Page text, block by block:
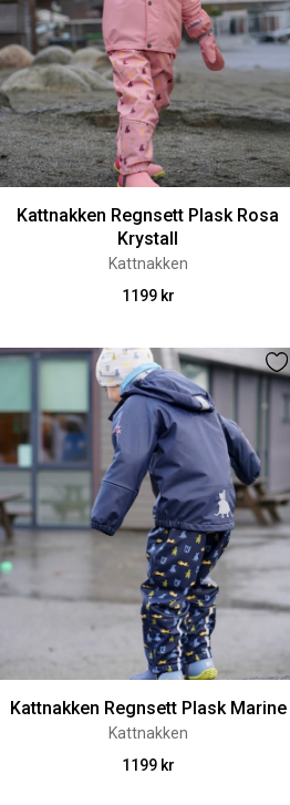
Kattnakken Regnsett Plask Rosa
Krystall
Kattnakken
1199 kr
Kattnakken Regnsett Plask Marine
Kattnakken
1199 kr